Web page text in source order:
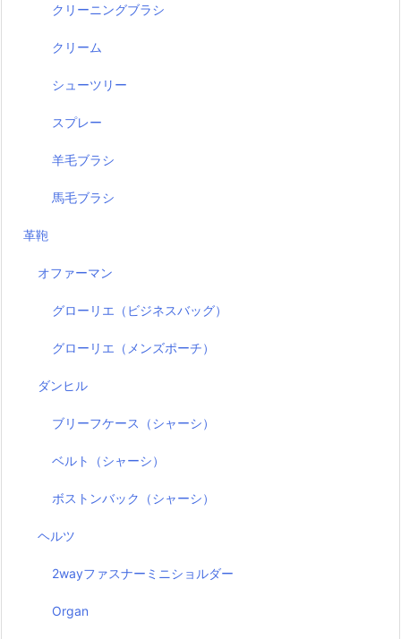
クリーニングブラシ
クリーム
シューツリー
スプレー
羊毛ブラシ
馬毛ブラシ
革鞄
オファーマン
グローリエ（ビジネスバッグ）
グローリエ（メンズポーチ）
ダンヒル
ブリーフケース（シャーシ）
ベルト（シャーシ）
ボストンバック（シャーシ）
ヘルツ
2wayファスナーミニショルダー
Organ